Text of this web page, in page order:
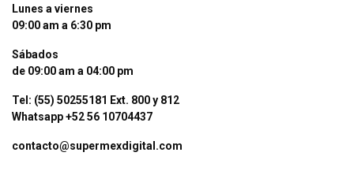
Lunes a viernes
09:00 am a 6:30 pm
Sábados
de 09:00 am a 04:00 pm
Tel: (55) 50255181 Ext. 800 y 812
Whatsapp +52 56 10704437
contacto@supermexdigital.com